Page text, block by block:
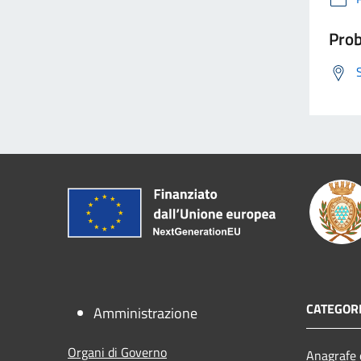
Amministrazione
Organi di Governo